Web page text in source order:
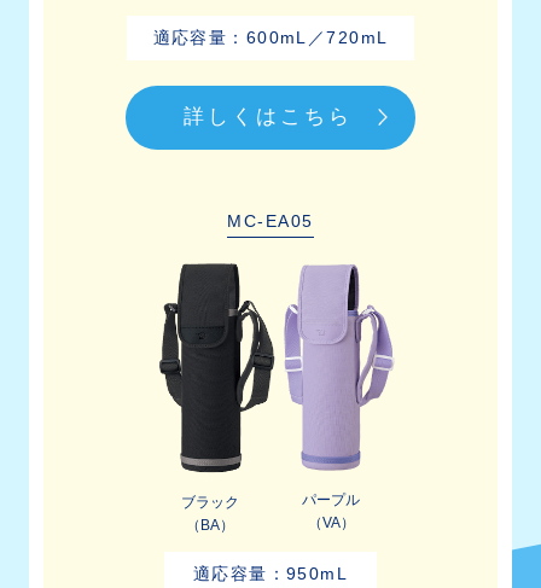
適応容量：600mL／720mL
詳しくはこちら
MC-EA05
ブラック
（BA）
パープル
（VA）
適応容量：950mL